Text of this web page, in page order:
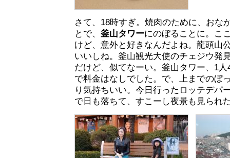
さて、18時すぎ。焼肉のために、おな
とで、 釜山タワーにのぼることに。こ
けど、意外と好きなんだよね。龍頭山
いいしね。釜山観光大使のチェジウ発
だけど、似てなーい。釜山タワー、1
で料金はなしでした。で、上までのぼ
り気持ちいい。今日行ったロッテデパ
で日も落ちて、すこーし夜景も見られ